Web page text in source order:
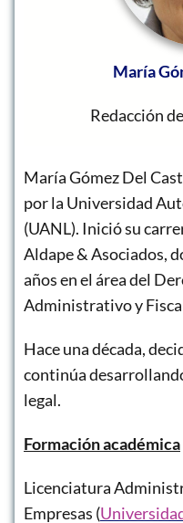
María
Redacción
María Gómez Del
por la Universidad
(UANL). Inició su
Aldape & Asociados,
años en el área del
Administrativo y
Hace una década,
continúa
legal.
Formación académica
Licenciatura
Empresas (